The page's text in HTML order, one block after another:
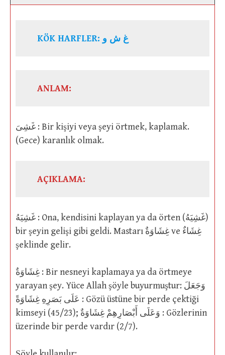
KÖK HARFLER: غ ش و
ANLAM:
غَشِىَ : Bir kişiyi veya şeyi örtmek, kaplamak.
(Gece) karanlık olmak.
AÇIKLAMA:
غَشِيَهُ : Ona, kendisini kaplayan ya da örten (غَشِيَهُ)
bir şeyin gelişi gibi geldi. Mastarı غِشَاوَةٌ ve غِشَاءٌ
şeklinde gelir.
غِشَاوَةٌ : Bir nesneyi kaplamaya ya da örtmeye
yarayan şey. Yüce Allah şöyle buyurmuştur: وَجَعَلَ
عَلَى بَصَرِهِ غِشَاوَةً : Gözü üstüne bir perde çektiği
kimseyi (45/23); وَعَلَى أَبْصَارِهِمْ غِشَاوَةٌ : Gözlerinin
üzerinde bir perde vardır (2/7).